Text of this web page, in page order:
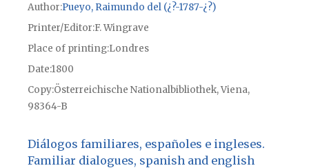
Author Pueyo, Raimundo del (¿?-1787-¿?)
Printer/Editor F. Wingrave
Place of printingLondres
Date1800
CopyÖsterreichische Nationalbibliothek, Viena,
98364-B
Diálogos familiares, españoles e ingleses.
Familiar dialogues, spanish and english